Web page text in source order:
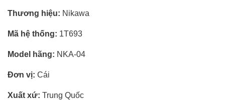
Thương hiệu: Nikawa
Mã hệ thống: 1T693
Model hãng: NKA-04
Đơn vị: Cái
Xuất xứ: Trung Quốc